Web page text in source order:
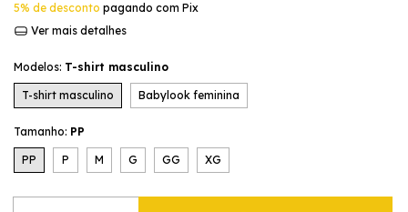
5% de desconto pagando com Pix
Ver mais detalhes
Modelos: T-shirt masculino
T-shirt masculino Babylook feminina
Tamanho: PP
PP P M G GG XG